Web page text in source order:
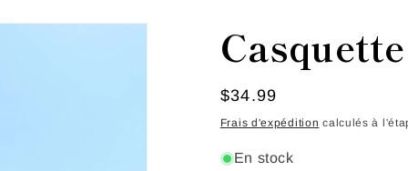
Prix
habituel
$34.99
Frais d'expédition calculés à
En stock